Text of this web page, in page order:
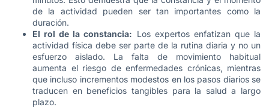
de la actividad pueden ser tan importantes como la
duración.
El rol de la constancia: Los expertos enfatizan que la
actividad física debe ser parte de la rutina diaria y no un
esfuerzo aislado. La falta de movimiento habitual
aumenta el riesgo de enfermedades crónicas, mientras
que incluso incrementos modestos en los pasos diarios se
traducen en beneficios tangibles para la salud a largo
plazo.